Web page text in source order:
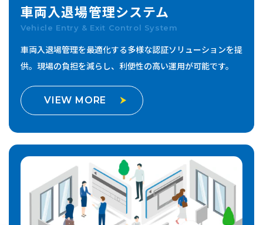
車両入退場管理システム
Vehicle Entry & Exit Control System
車両入退場管理を最適化する多様な認証ソリューションを提
供。 現場の負担を減らし、利便性の高い運用が可能です。
VIEW MORE